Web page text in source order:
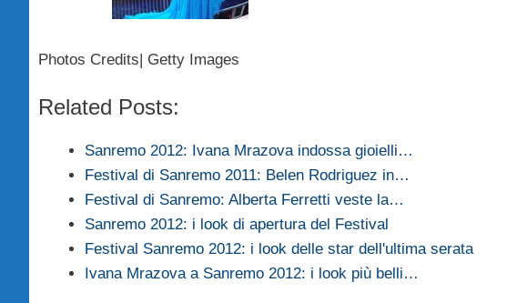
Photos Credits| Getty Images
Related Posts:
Sanremo 2012: Ivana Mrazova indossa gioielli…
Festival di Sanremo 2011: Belen Rodriguez in…
Festival di Sanremo: Alberta Ferretti veste la…
Sanremo 2012: i look di apertura del Festival
Festival Sanremo 2012: i look delle star dell'ultima serata
Ivana Mrazova a Sanremo 2012: i look più belli…